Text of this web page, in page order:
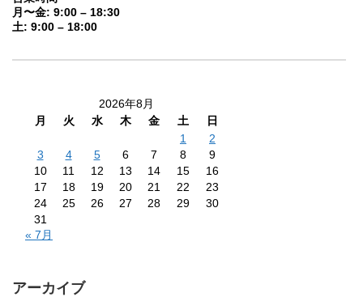
月〜金: 9:00 – 18:30
土: 9:00 – 18:00
2026年8月
月
火 水 木 金 土
日
1
2
3
4 5 6 7 8
9
10
11 12 13 14 15
16
17
18 19 20 21 22
23
24
25 26 27 28 29
30
31
« 7月
アーカイブ